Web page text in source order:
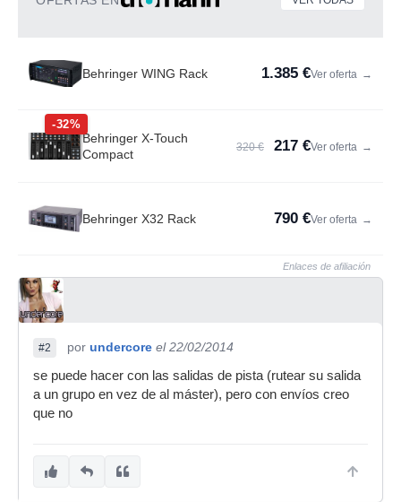
Behringer WING Rack 1.385 €Ver oferta →
-32%
Behringer X-Touch
Compact
320 € 217 €Ver oferta →
Behringer X32 Rack 790 €Ver oferta →
Enlaces de afiliación
#2 por undercore el 22/02/2014
se puede hacer con las salidas de pista (rutear su salida
a un grupo en vez de al máster), pero con envíos creo
que no